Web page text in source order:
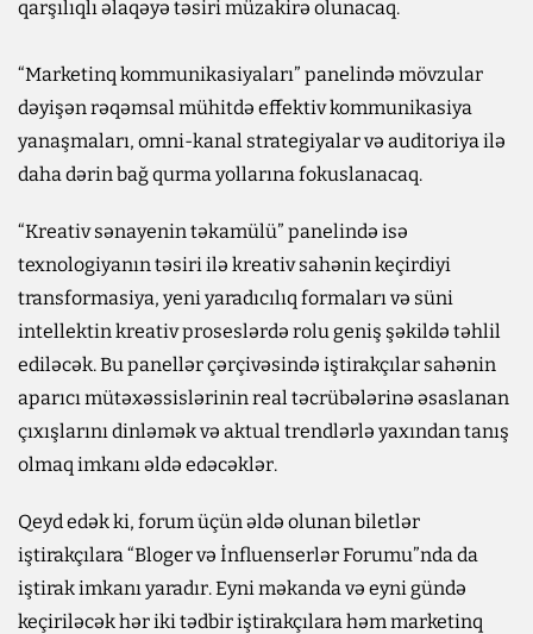
qarşılıqlı əlaqəyə təsiri müzakirə olunacaq.
“Marketinq kommunikasiyaları” panelində mövzular
dəyişən rəqəmsal mühitdə effektiv kommunikasiya
yanaşmaları, omni-kanal strategiyalar və auditoriya ilə
daha dərin bağ qurma yollarına fokuslanacaq.
“Kreativ sənayenin təkamülü” panelində isə
texnologiyanın təsiri ilə kreativ sahənin keçirdiyi
transformasiya, yeni yaradıcılıq formaları və süni
intellektin kreativ proseslərdə rolu geniş şəkildə təhlil
ediləcək. Bu panellər çərçivəsində iştirakçılar sahənin
aparıcı mütəxəssislərinin real təcrübələrinə əsaslanan
çıxışlarını dinləmək və aktual trendlərlə yaxından tanış
olmaq imkanı əldə edəcəklər.
Qeyd edək ki, forum üçün əldə olunan biletlər
iştirakçılara “Bloger və İnfluenserlər Forumu”nda da
iştirak imkanı yaradır. Eyni məkanda və eyni gündə
keçiriləcək hər iki tədbir iştirakçılara həm marketinq